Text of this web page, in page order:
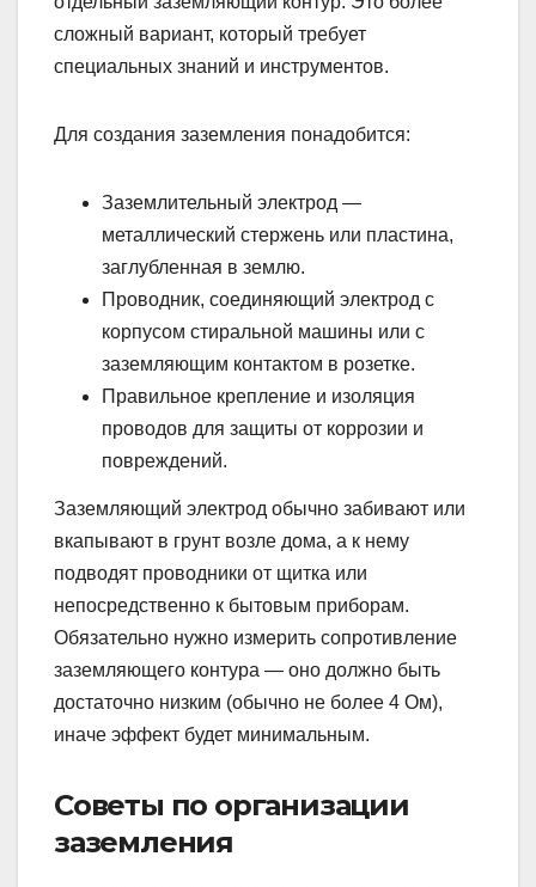
сложный вариант, который требует
специальных знаний и инструментов.
Для создания заземления понадобится:
Заземлительный электрод —
металлический стержень или пластина,
заглубленная в землю.
Проводник, соединяющий электрод с
корпусом стиральной машины или с
заземляющим контактом в розетке.
Правильное крепление и изоляция
проводов для защиты от коррозии и
повреждений.
Заземляющий электрод обычно забивают или
вкапывают в грунт возле дома, а к нему
подводят проводники от щитка или
непосредственно к бытовым приборам.
Обязательно нужно измерить сопротивление
заземляющего контура — оно должно быть
достаточно низким (обычно не более 4 Ом),
иначе эффект будет минимальным.
Советы по организации
заземления